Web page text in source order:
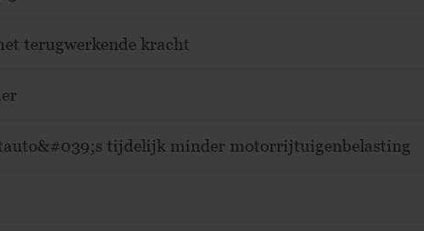
terugwerkende kracht
tijdelijk minder motorrijtuigenbelasting